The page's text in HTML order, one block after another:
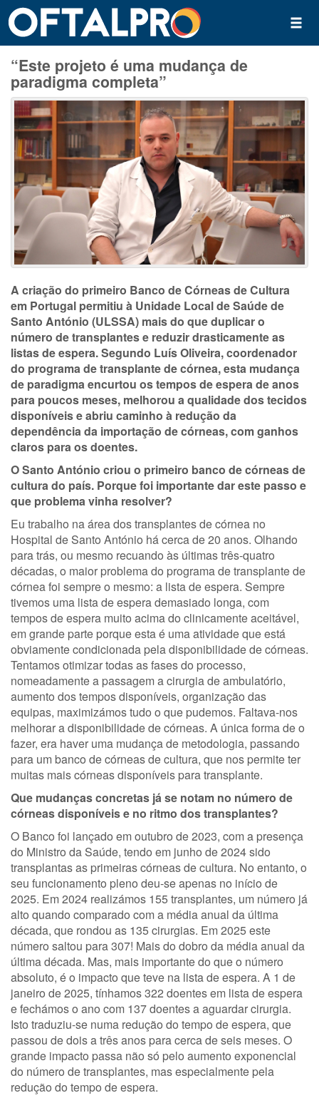
“Este projeto é uma mudança de
paradigma completa”
A criação do primeiro Banco de Córneas de Cultura
em Portugal permitiu à Unidade Local de Saúde de
Santo António (ULSSA) mais do que duplicar o
número de transplantes e reduzir drasticamente as
listas de espera. Segundo Luís Oliveira, coordenador
do programa de transplante de córnea, esta mudança
de paradigma encurtou os tempos de espera de anos
para poucos meses, melhorou a qualidade dos tecidos
disponíveis e abriu caminho à redução da
dependência da importação de córneas, com ganhos
claros para os doentes.
O Santo António criou o primeiro banco de córneas de
cultura do país. Porque foi importante dar este passo e
que problema vinha resolver?
Eu trabalho na área dos transplantes de córnea no
Hospital de Santo António há cerca de 20 anos. Olhando
para trás, ou mesmo recuando às últimas três-quatro
décadas, o maior problema do programa de transplante de
córnea foi sempre o mesmo: a lista de espera. Sempre
tivemos uma lista de espera demasiado longa, com
tempos de espera muito acima do clinicamente aceitável,
em grande parte porque esta é uma atividade que está
obviamente condicionada pela disponibilidade de córneas.
Tentamos otimizar todas as fases do processo,
nomeadamente a passagem a cirurgia de ambulatório,
aumento dos tempos disponíveis, organização das
equipas, maximizámos tudo o que pudemos. Faltava-nos
melhorar a disponibilidade de córneas. A única forma de o
fazer, era haver uma mudança de metodologia, passando
para um banco de córneas de cultura, que nos permite ter
muitas mais córneas disponíveis para transplante.
Que mudanças concretas já se notam no número de
córneas disponíveis e no ritmo dos transplantes?
O Banco foi lançado em outubro de 2023, com a presença
do Ministro da Saúde, tendo em junho de 2024 sido
transplantas as primeiras córneas de cultura. No entanto, o
seu funcionamento pleno deu-se apenas no início de
2025. Em 2024 realizámos 155 transplantes, um número já
alto quando comparado com a média anual da última
década, que rondou as 135 cirurgias. Em 2025 este
número saltou para 307! Mais do dobro da média anual da
última década. Mas, mais importante do que o número
absoluto, é o impacto que teve na lista de espera. A 1 de
janeiro de 2025, tínhamos 322 doentes em lista de espera
e fechámos o ano com 137 doentes a aguardar cirurgia.
Isto traduziu-se numa redução do tempo de espera, que
passou de dois a três anos para cerca de seis meses. O
grande impacto passa não só pelo aumento exponencial
do número de transplantes, mas especialmente pela
redução do tempo de espera.